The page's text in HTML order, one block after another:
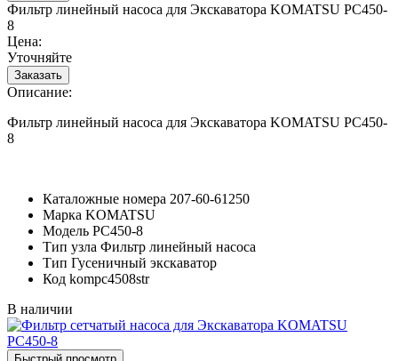
Фильтр линейный насоса для Экскаватора KOMATSU PC450-
8
Цена:
Уточняйте
Описание:
Фильтр линейный насоса для Экскаватора KOMATSU PC450-
8
Каталожные номера 207-60-61250
Марка KOMATSU
Модель PC450-8
Тип узла Фильтр линейный насоса
Тип Гусеничный экскаватор
Код kompc4508str
В наличии